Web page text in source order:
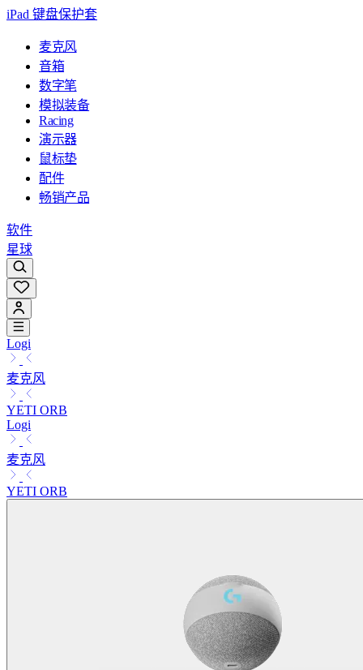
iPad 键盘保护套
麦克风
音箱
数字笔
模拟装备
Racing
演示器
鼠标垫
配件
畅销产品
软件
星球
Logi
麦克风
YETI ORB
Logi
麦克风
YETI ORB